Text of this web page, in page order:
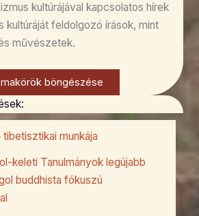
kultúrájával kapcsolatos hírek
kultúráját feldolgozó írások, mint
művészetek.
böngészése
munkája
keleti Tanulmányok legújabb
buddhista fókuszú